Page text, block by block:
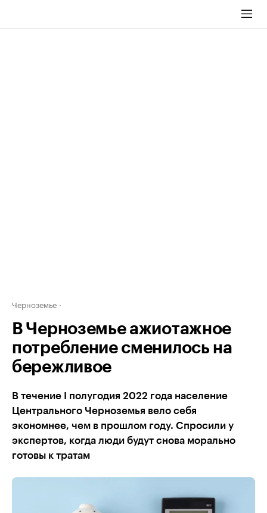
Черноземье
В Черноземье ажиотажное
потребление сменилось на
бережливое
В течение I полугодия 2022 года население
Центрального Черноземья вело себя
экономнее, чем в прошлом году. Спросили у
экспертов, когда люди будут снова морально
готовы к тратам